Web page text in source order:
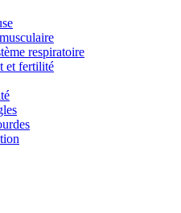
respiratoire
et fertilité